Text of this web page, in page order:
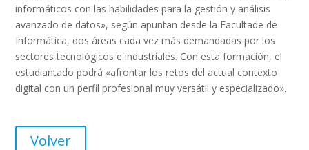
informáticos con las habilidades para la gestión y análisis
avanzado de datos», según apuntan desde la Facultade de
Informática, dos áreas cada vez más demandadas por los
sectores tecnológicos e industriales. Con esta formación, el
estudiantado podrá «afrontar los retos del actual contexto
digital con un perfil profesional muy versátil y especializado».
Volver